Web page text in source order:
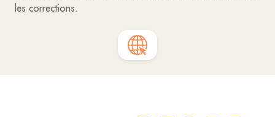
les corrections.